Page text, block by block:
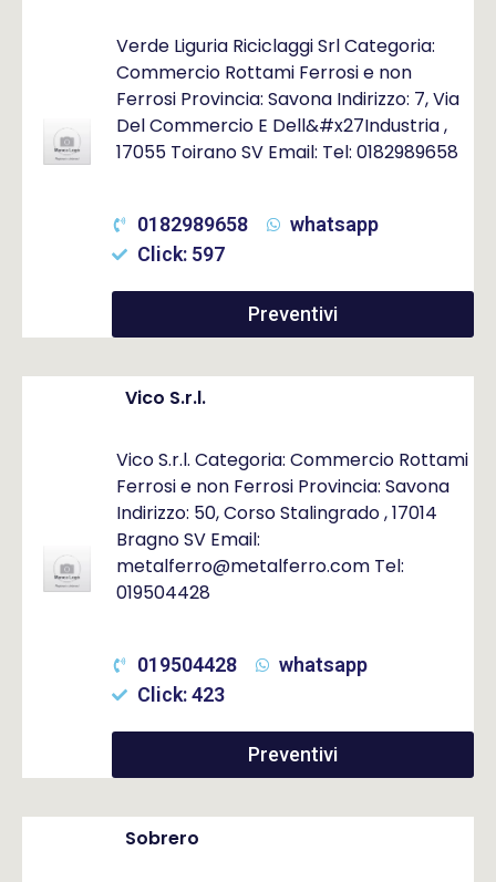
Verde Liguria Riciclaggi Srl Categoria:
Commercio Rottami Ferrosi e non
Ferrosi Provincia: Savona Indirizzo: 7, Via
Del Commercio E Dell&#x27Industria ,
17055 Toirano SV Email: Tel: 0182989658
0182989658
whatsapp
Click: 597
Preventivi
Vico S.r.l.
Vico S.r.l. Categoria: Commercio Rottami
Ferrosi e non Ferrosi Provincia: Savona
Indirizzo: 50, Corso Stalingrado , 17014
Bragno SV Email:
metalferro@metalferro.com Tel:
019504428
019504428
whatsapp
Click: 423
Preventivi
Sobrero